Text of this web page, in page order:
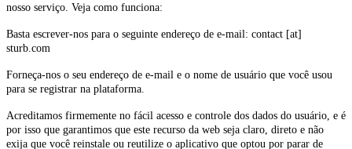
nosso serviço. Veja como funciona:
Basta escrever-nos para o seguinte endereço de e-mail: contact [at]
sturb.com
Forneça-nos o seu endereço de e-mail e o nome de usuário que você usou
para se registrar na plataforma.
Acreditamos firmemente no fácil acesso e controle dos dados do usuário, e é
por isso que garantimos que este recurso da web seja claro, direto e não
exija que você reinstale ou reutilize o aplicativo que optou por parar de